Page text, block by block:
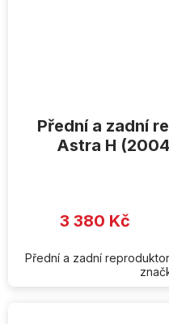
Přední a zadní
Astra H
3 380 Kč
Přední a zadní